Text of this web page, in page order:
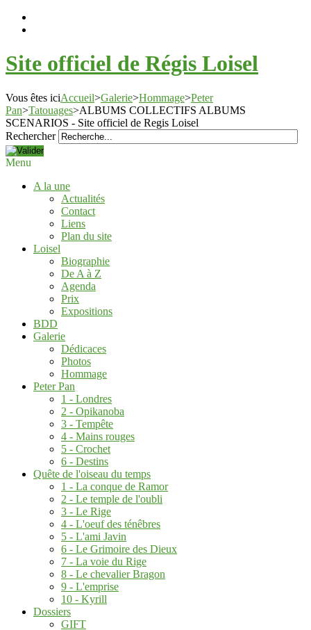
Site officiel de Régis Loisel
Vous êtes iciAccueil>Galerie>Hommage>Peter
Pan>Tatouages>ALBUMS COLLECTIFS ALBUMS
SCENARIOS - Site officiel de Regis Loisel
Rechercher
Menu
A la une
Actualités
Contact
Liens
Plan du site
Loisel
Biographie
De A à Z
Agenda
Prix
Expositions
BDD
Galerie
Dédicaces
Photos
Hommage
Peter Pan
1 - Londres
2 - Opikanoba
3 - Tempête
4 - Mains rouges
5 - Crochet
6 - Destins
Quête de l'oiseau du temps
1 - La conque de Ramor
2 - Le temple de l'oubli
3 - Le Rige
4 - L'oeuf des ténêbres
5 - L'ami Javin
6 - Le Grimoire des Dieux
7 - La voie du Rige
8 - Le chevalier Bragon
9 - L'emprise
10 - Kyrill
Dossiers
GIFT